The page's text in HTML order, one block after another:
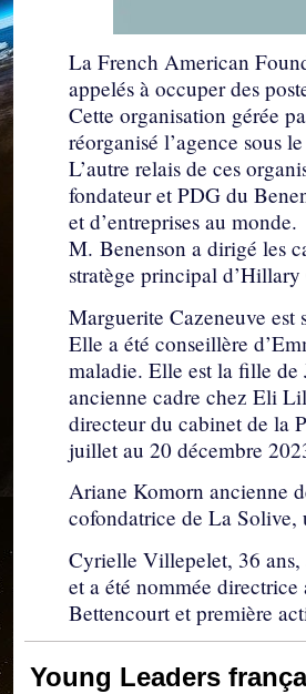
La French American
appelés à occuper des
Cette organisation gérée
réorganisé l’agence sous
L’autre relais de ces
fondateur et PDG du
et d’entreprises au monde.
M. Benenson a dirigé les
stratège principal
Marguerite Cazeneuve est
Elle a été conseillère
maladie. Elle est la fille de
ancienne cadre chez Eli
directeur du cabinet de la
juillet au 20 décembre
Ariane Komorn ancienne
cofondatrice de La Solive,
Cyrielle Villepelet, 36 ans,
et a été nommée
Bettencourt et première
Young Leaders